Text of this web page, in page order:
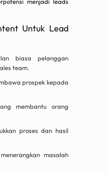
Untuk Lead
biasa pelanggan
team.
prospek kepada
membantu orang
proses dan hasil
masalah